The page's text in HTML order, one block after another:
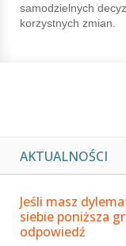
AKTUALNOŚCI
Jeśli masz
siebie poniższa
odpowiedź
samodzielnych
korzystnych zmian.